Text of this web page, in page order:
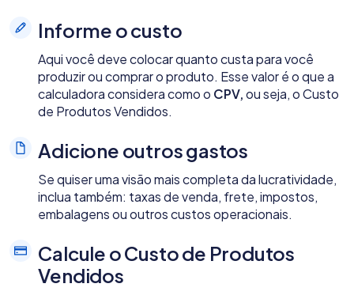
Informe o custo
Aqui você deve colocar quanto custa para você
produzir ou comprar o produto. Esse valor é o que a
calculadora considera como o CPV,ou seja, o Custo
de Produtos Vendidos.
Adicione outros gastos
Se quiser uma visão mais completa da lucratividade,
inclua também: taxas de venda, frete, impostos,
embalagens ou outros custos operacionais.
Calcule o Custo de Produtos
Vendidos